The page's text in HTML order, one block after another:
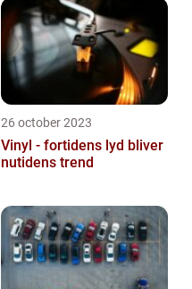
26 october 2023
Vinyl - fortidens lyd bliver
nutidens trend